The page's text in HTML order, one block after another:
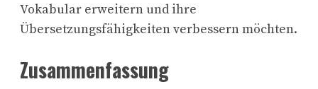
Vokabular erweitern und ihre
Übersetzungsfähigkeiten verbessern möchten.
Zusammenfassung